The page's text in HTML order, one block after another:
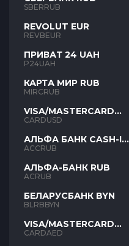
SBERRUB
REVOLUT EUR
REVBEUR
ПРИВАТ 24 UAH
P24UAH
КАРТА МИР RUB
MIRCRUB
VISA/MASTERCARD
USD
CARDUSD
АЛЬФА БАНК CASH-IN
RUB
ACCRUB
АЛЬФА-БАНК RUB
ACRUB
БЕЛАРУСБАНК BYN
BLRBBYN
VISA/MASTERCARD
AED
CARDAED